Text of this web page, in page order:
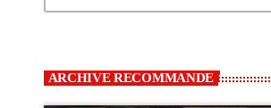
ARCHIVE RECOMMANDE